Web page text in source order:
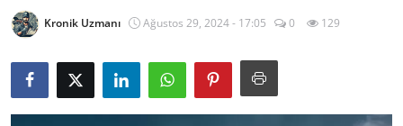
Vergi & ÖTV & MTV
Sorgulamalar
Kronik Uzmanı Ağustos 29, 2024 - 17:05 0 129